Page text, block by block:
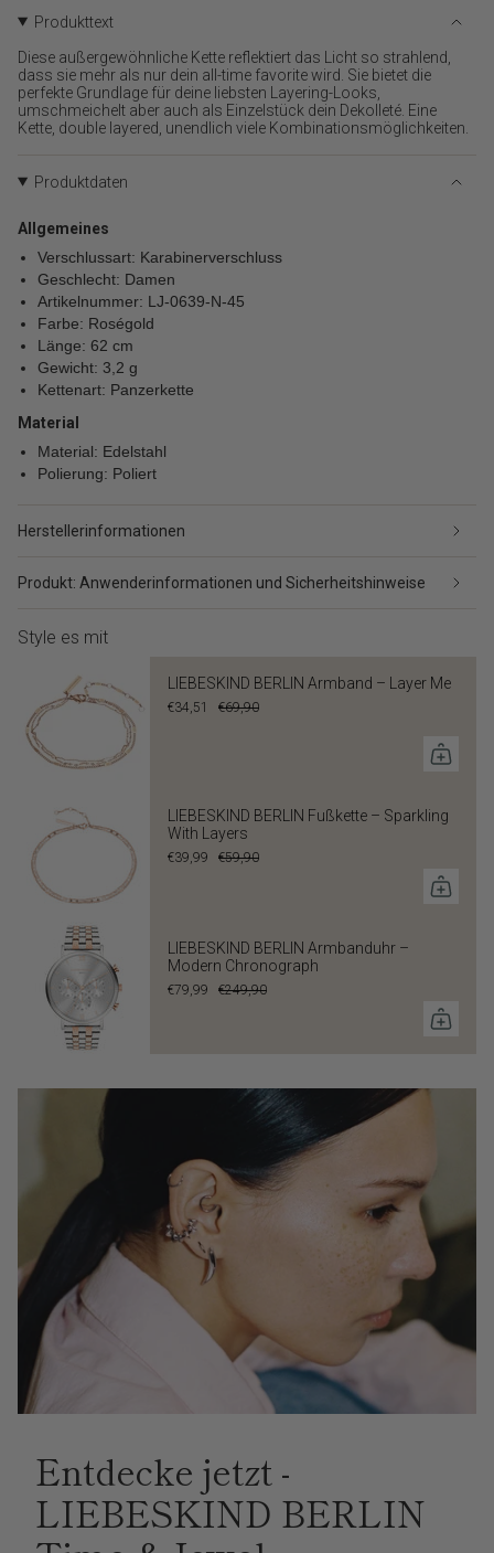
Warenkorb",
"decrease"=>"Menge
für
{{
product
}}
verringern",
von
quantity
"minimum_of"=>"Minimum
von
{{
quantity
}}",
"maximum_of"=>"Maximum
von
quantity
}}"}
Produkttext
Diese außergewöhnliche Kette reflektiert das Licht so strahlend,
dass sie mehr als nur dein all-time favorite wird. Sie bietet die
perfekte Grundlage für deine liebsten Layering-Looks,
umschmeichelt aber auch als Einzelstück dein Dekolleté. Eine
Kette, double layered, unendlich viele Kombinationsmöglichkeiten.
Produktdaten
Allgemeines
Verschlussart: Karabinerverschluss
Geschlecht: Damen
Artikelnummer: LJ-0639-N-45
Farbe: Roségold
Länge: 62 cm
Gewicht: 3,2 g
Kettenart: Panzerkette
Material
Material: Edelstahl
Polierung: Poliert
Herstellerinformationen
Produkt: Anwenderinformationen und Sicherheitshinweise
Style es mit
LIEBESKIND BERLIN Armband – Layer Me
€34,51 €69,90
LIEBESKIND BERLIN Fußkette – Sparkling
With Layers
€39,99 €59,90
LIEBESKIND BERLIN Armbanduhr –
Modern Chronograph
€79,99 €249,90
Entdecke jetzt -
LIEBESKIND BERLIN